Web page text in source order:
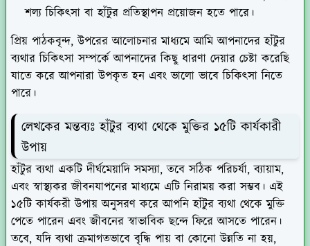
শল্য চিকিৎসা বা হাঁটুর প্রতিস্থাপন প্রয়োজন হতে পারে।
প্রিয় পাঠকবৃন্দ, উপরের আলোচনার মাধ্যমে আমি আপনাদের হাঁটুর
ব্যথার চিকিৎসা সম্পর্কে আপনাদের কিছু ধারণা দেয়ার চেষ্টা করেছি
যাতে করে আপনারা উপকৃত হন এবং ভালো ভাবে চিকিৎসা নিতে
পারে।
লেখকের মন্তব্যঃ হাঁটুর ব্যথা থেকে মুক্তির ১৫টি কার্যকারী
উপায়
হাঁটুর ব্যথা একটি দীর্ঘমেয়াদি সমস্যা, তবে সঠিক পরিচর্যা, ব্যায়াম,
এবং স্বাস্থ্যকর জীবনযাপনের মাধ্যমে এটি নিরাময় করা সম্ভব। এই
১৫টি কার্যকরী উপায় অনুসরণ করে আপনি হাঁটুর ব্যথা থেকে মুক্তি
পেতে পারেন এবং জীবনের স্বাভাবিক ছন্দে ফিরে আসতে পারেন।
তবে, যদি ব্যথা ক্রমাগতভাবে বৃদ্ধি পায় বা কোনো উন্নতি না হয়,